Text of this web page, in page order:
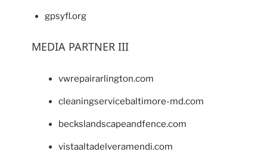
gpsyfl.org
MEDIA PARTNER III
vwrepairarlington.com
cleaningservicebaltimore-md.com
beckslandscapeandfence.com
vistaaltadelveramendi.com